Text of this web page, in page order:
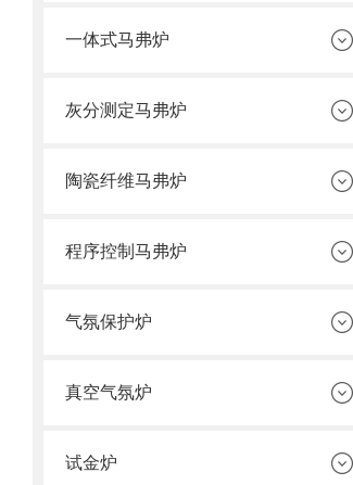
一体式马弗炉
灰分测定马弗炉
陶瓷纤维马弗炉
程序控制马弗炉
气氛保护炉
真空气氛炉
试金炉